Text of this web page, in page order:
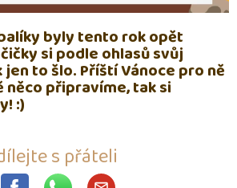
byly tento rok opět
si podle ohlasů svůj
to šlo. Příští Vánoce pro ně
připravíme, tak si
:)
s přáteli